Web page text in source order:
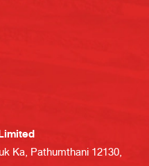
Ka, Pathumthani 12130,